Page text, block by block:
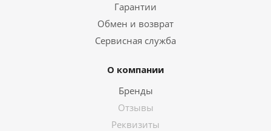
Гарантии
Обмен и возврат
Сервисная служба
О компании
Бренды
Отзывы
Реквизиты